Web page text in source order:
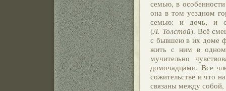
семью, в
она в том уездном
семью: и дочь, и
(Л. Толстой). Всё
с бывшею в их доме
жить с ним в одном
мучительно
домочадцами. Все
сожительстве и что
связаны между